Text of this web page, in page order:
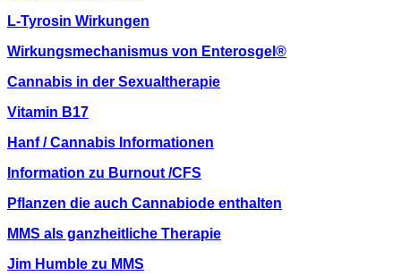
L-Tyrosin Wirkungen
Wirkungsmechanismus von Enterosgel®
Cannabis in der Sexualtherapie
Vitamin B17
Hanf / Cannabis Informationen
Information zu Burnout /CFS
Pflanzen die auch Cannabiode enthalten
MMS als ganzheitliche Therapie
Jim Humble zu MMS